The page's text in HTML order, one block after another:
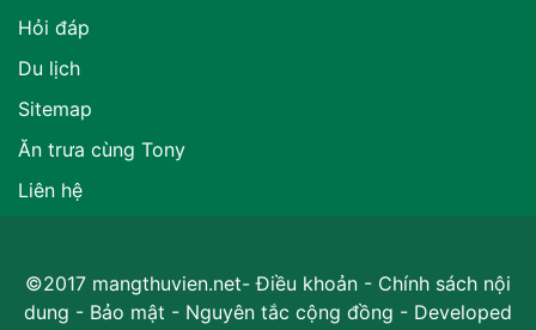
Hỏi đáp
Du lịch
Sitemap
Ăn trưa cùng Tony
Liên hệ
©2017 mangthuvien.net-Điều khoản - Chính sách nội
dung - Bảo mật - Nguyên tắc cộng đồng - Developed